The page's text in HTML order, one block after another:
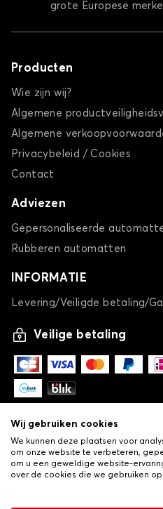
Kofferbakmatten
grote Europese
Producten
Wie zijn wij?
Algemene
Algemene
Privacybeleid / Cookies
Contact
Adviezen
Gepersonaliseerde
Rubberen automatten
INFORMATIE
Levering/Veiligde betaling/
Veilige betaling
Wij gebruiken cookies
We kunnen deze plaatsen voor
om onze website te verbeteren,
om u een geweldige website-
over de cookies die we gebruiken